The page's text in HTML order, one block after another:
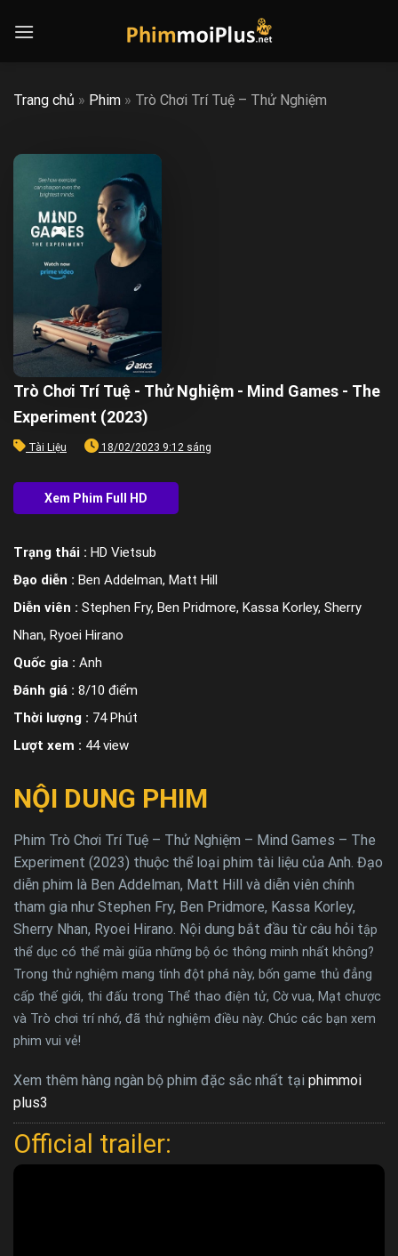
Trang chủ » Phim » Trò Chơi Trí Tuệ – Thử Nghiệm
Trò Chơi Trí Tuệ - Thử Nghiệm - Mind Games - The
Experiment (2023)
Tài Liệu 18/02/2023 9:12 sáng
Trạng thái : HD Vietsub
Đạo diễn : Ben Addelman, Matt Hill
Diễn viên : Stephen Fry, Ben Pridmore, Kassa Korley, Sherry
Nhan, Ryoei Hirano
Quốc gia : Anh
Đánh giá : 8/10 điểm
Thời lượng : 74 Phút
Lượt xem : 44 view
NỘI DUNG PHIM
Phim Trò Chơi Trí Tuệ – Thử Nghiệm – Mind Games – The
Experiment (2023) thuộc thể loại phim tài liệu của Anh. Đạo
diễn phim là Ben Addelman, Matt Hill và diễn viên chính
tham gia như Stephen Fry, Ben Pridmore, Kassa Korley,
Sherry Nhan, Ryoei Hirano. Nội dung bắt đầu từ câu hỏi tập
thể dục có thể mài giũa những bộ óc thông minh nhất không?
Trong thử nghiệm mang tính đột phá này, bốn game thủ đẳng
cấp thế giới, thi đấu trong Thể thao điện tử, Cờ vua, Mạt chược
và Trò chơi trí nhớ, đã thử nghiệm điều này. Chúc các bạn xem
phim vui vẻ!
Xem thêm hàng ngàn bộ phim đặc sắc nhất tại phimmoi
plus3
Official trailer: